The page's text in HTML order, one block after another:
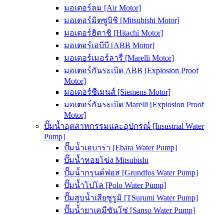
มอเตอร์ลม [Air Motor]
มอเตอร์มิตซูบิชิ [Mitsubishi Motor]
มอเตอร์ฮิตาชิ [Hitachi Motor]
มอเตอร์เอบีบี [ABB Motor]
มอเตอร์เมอร์ลารี่ [Marelli Motor]
มอเตอร์กันระเบิด ABB [Explosion Proof
Motor]
มอเตอร์ซีเมนส์ [Siemens Motor]
มอเตอร์กันระเบิด Marelli [Explosion Proof
Motor]
ปั๊มน้ำอุตสาหกรรมและอุปกรณ์ [Insustrial Water
Pump]
ปั๊มน้ำเอบาร่า [Ebara Water Pump]
ปั๊มน้ำหอยโข่ง Mitsubishi
ปั๊มน้ำกรุนด์ฟอส [Grundfos Water Pump]
ปั๊มน้ำโปโล [Polo Water Pump]
ปั๊มสูบน้ำเสียซูรูมิ [TSurumi Water Pump]
ปั๊มน้ำยาเคมีซันโซ่ [Sanso Water Pump]